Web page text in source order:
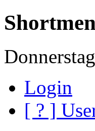
Login
[ ? ]